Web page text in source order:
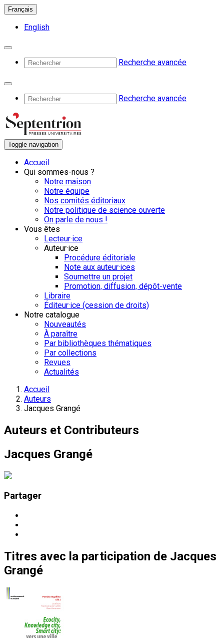
Français
English
Recherche avancée
Recherche avancée
Toggle navigation
Accueil
Qui sommes-nous ?
Notre maison
Notre équipe
Nos comités éditoriaux
Notre politique de science ouverte
On parle de nous !
Vous êtes
Lecteur·ice
Auteur·ice
Procédure éditoriale
Note aux auteur·ices
Soumettre un projet
Promotion, diffusion, dépôt-vente
Libraire
Éditeur·ice (cession de droits)
Notre catalogue
Nouveautés
À paraître
Par bibliothèques thématiques
Par collections
Revues
Actualités
Accueil
Auteurs
Jacques Grangé
Auteurs et Contributeurs
Jacques Grangé
Partager
Titres avec la participation de Jacques
Grangé